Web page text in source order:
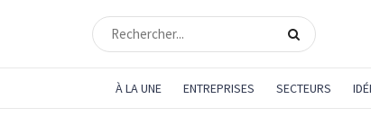
À LA UNE ENTREPRISES SECTEURS